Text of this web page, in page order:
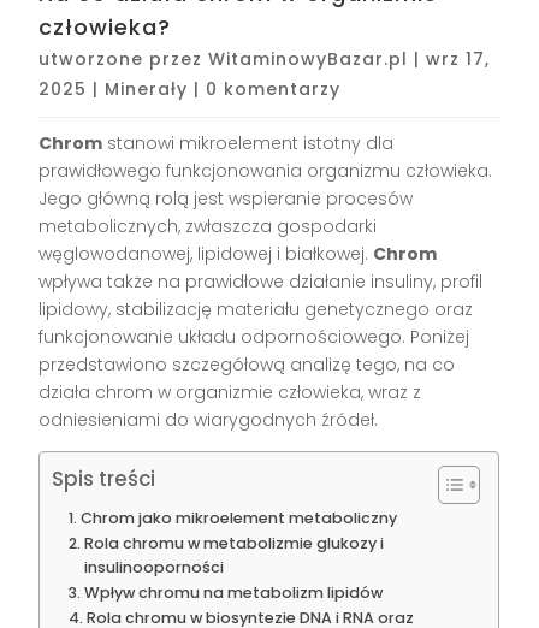
człowieka?
utworzone przezWitaminowyBazar.pl |wrz 17,
2025 | Minerały | 0 komentarzy
Chrom stanowi mikroelement istotny dla
prawidłowego funkcjonowania organizmu człowieka.
Jego główną rolą jest wspieranie procesów
metabolicznych, zwłaszcza gospodarki
węglowodanowej, lipidowej i białkowej. Chrom
wpływa także na prawidłowe działanie insuliny, profil
lipidowy, stabilizację materiału genetycznego oraz
funkcjonowanie układu odpornościowego. Poniżej
przedstawiono szczegółową analizę tego, na co
działa chrom w organizmie człowieka, wraz z
odniesieniami do wiarygodnych źródeł.
Spis treści
Chrom jako mikroelement metaboliczny
Rola chromu w metabolizmie glukozy i
insulinooporności
Wpływ chromu na metabolizm lipidów
Rola chromu w biosyntezie DNA i RNA oraz